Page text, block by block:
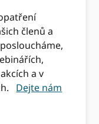
členů a
a v
Dejte nám